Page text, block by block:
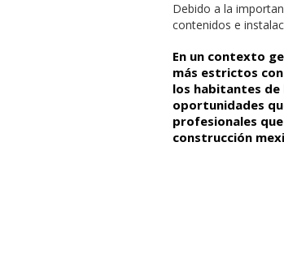
Debido a la
contenidos e
En un contexto
más estrictos
los habitantes de
oportunidades
profesionales
construcción